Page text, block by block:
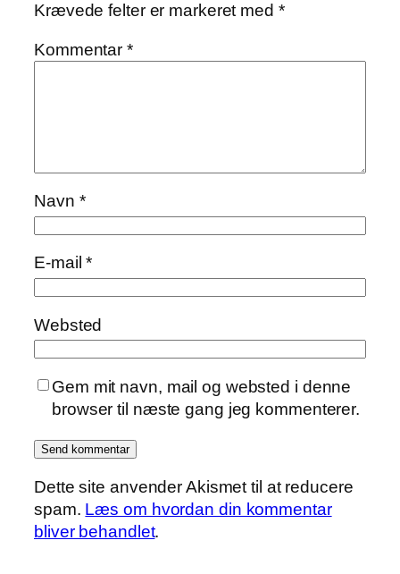
Krævede felter er markeret med *
Kommentar*
Navn *
E-mail*
Websted
Gem mit navn, mail og websted i denne
browser til næste gang jeg kommenterer.
Dette site anvender Akismet til at reducere
spam. Læs om hvordan din kommentar
bliver behandlet.